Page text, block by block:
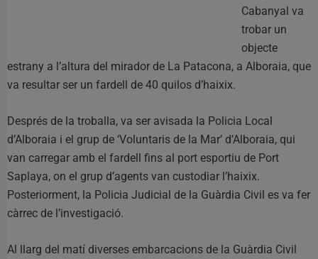
Cabanyal va
trobar un
objecte
estrany a l’altura del mirador de La Patacona, a Alboraia, que
va resultar ser un fardell de 40 quilos d’haixix.
Després de la troballa, va ser avisada la Policia Local
d’Alboraia i el grup de ‘Voluntaris de la Mar’ d’Alboraia, qui
van carregar amb el fardell fins al port esportiu de Port
Saplaya, on el grup d’agents van custodiar l’haixix.
Posteriorment, la Policia Judicial de la Guàrdia Civil es va fer
càrrec de l’investigació.
Al llarg del matí diverses embarcacions de la Guàrdia Civil